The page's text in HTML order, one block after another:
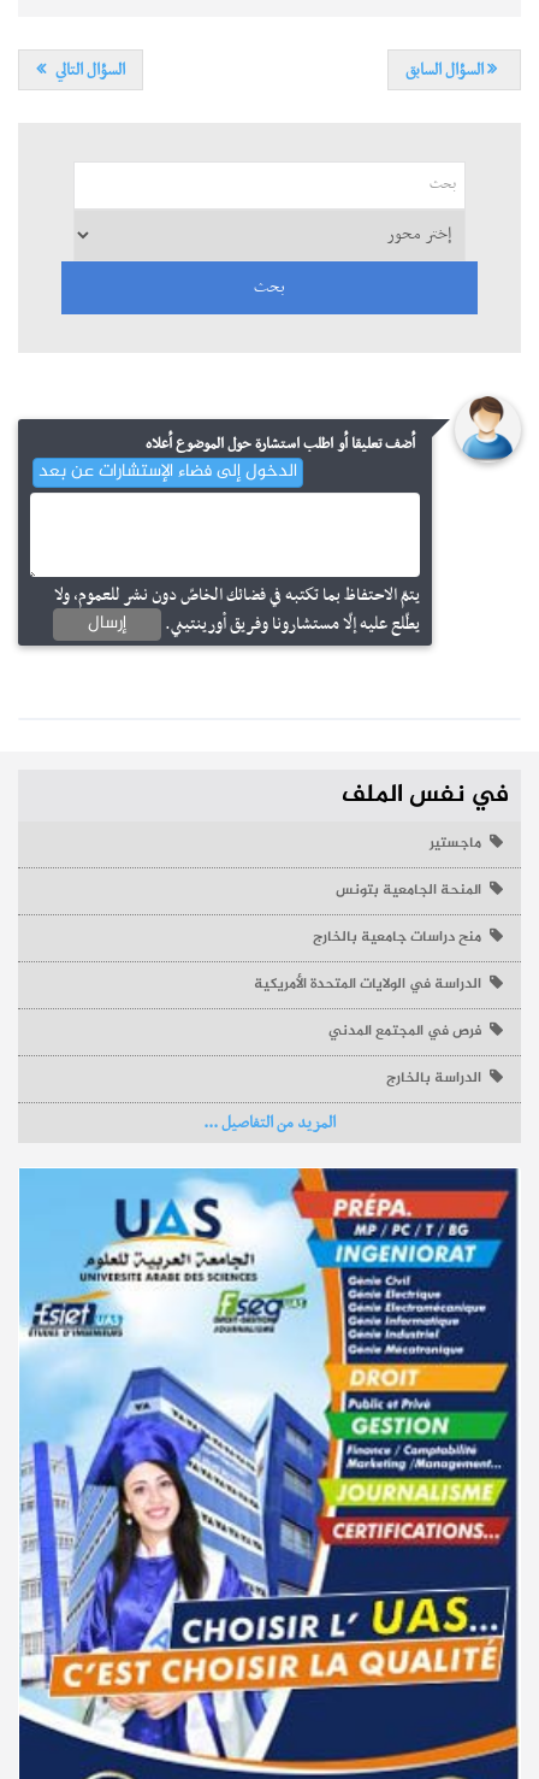
السؤال السابق السؤال التالي
أضف تعليقا أو اطلب استشارة حول الموضوع أعلاه
الدخول إلى فضاء الإستشارات عن بعد
يتمّ الاحتفاظ بما تكتبه في فضائك الخاصّ دون نشر للعموم، ولا
يطّلع عليه إلّا مستشارونا وفريق أورينتيني.
إرسال
في نفس الملف
ماجستير
المنحة الجامعية بتونس
منح دراسات جامعية بالخارج
الدراسة في الولايات المتحدة الأمريكية
فرص في المجتمع المدني
الدراسة بالخارج
المزيد من التفاصيل ...